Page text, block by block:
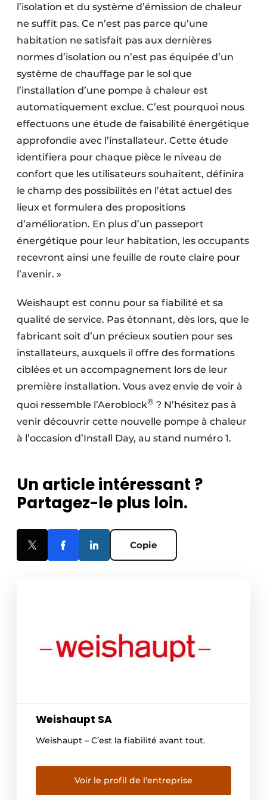
l’isolation et du système d’émission de chaleur
ne suffit pas. Ce n’est pas parce qu’une
habitation ne satisfait pas aux dernières
normes d’isolation ou n’est pas équipée d’un
système de chauffage par le sol que
l’installation d’une pompe à chaleur est
automatiquement exclue. C’est pourquoi nous
effectuons une étude de faisabilité énergétique
approfondie avec l’installateur. Cette étude
identifiera pour chaque pièce le niveau de
confort que les utilisateurs souhaitent, définira
le champ des possibilités en l’état actuel des
lieux et formulera des propositions
d’amélioration. En plus d’un passeport
énergétique pour leur habitation, les occupants
recevront ainsi une feuille de route claire pour
l’avenir. »
Weishaupt est connu pour sa fiabilité et sa
qualité de service. Pas étonnant, dès lors, que le
fabricant soit d’un précieux soutien pour ses
installateurs, auxquels il offre des formations
ciblées et un accompagnement lors de leur
première installation. Vous avez envie de voir à
quoi ressemble l’Aeroblock® ? N’hésitez pas à
venir découvrir cette nouvelle pompe à chaleur
à l’occasion d’Install Day, au stand numéro 1.
Un article intéressant ?
Partagez-le plus loin.
Copie
Weishaupt SA
Weishaupt – C’est la fiabilité avant tout.
Voir le profil de l'entreprise